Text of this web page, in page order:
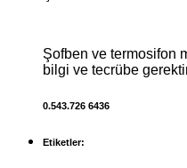
Şofben ve termosifon
bilgi ve tecrübe
0.543.726 6436
Etiketler: